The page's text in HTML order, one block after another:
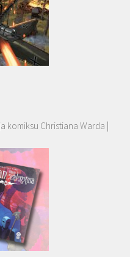
komiksu Christiana Warda |